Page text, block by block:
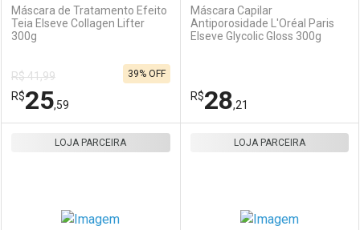
Máscara de Tratamento Efeito
Teia Elseve Collagen Lifter
300g
R$ 41,99
R$25,59
39% OFF
Máscara Capilar
Antiporosidade L'Oréal Paris
Elseve Glycolic Gloss 300g
R$28,21
LOJA PARCEIRA LOJA PARCEIRA